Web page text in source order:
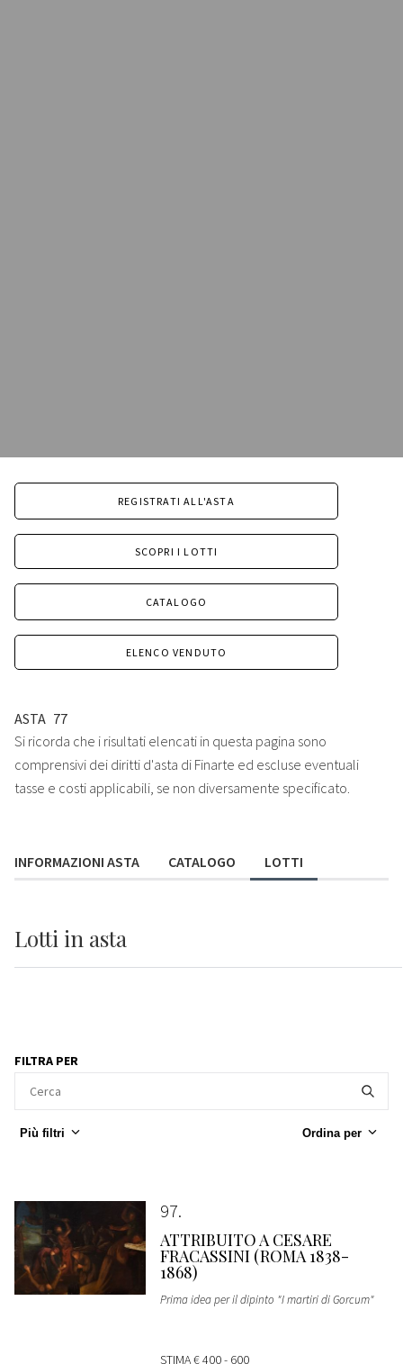
REGISTRATI ALL'ASTA
SCOPRI I LOTTI
CATALOGO
ELENCO VENDUTO
ASTA 77
Si ricorda che i risultati elencati in questa pagina sono
comprensivi dei diritti d'asta di Finarte ed escluse eventuali
tasse e costi applicabili, se non diversamente specificato.
INFORMAZIONI ASTA CATALOGO LOTTI
Lotti in asta
FILTRA PER
Più filtri Ordina per
97
ATTRIBUITO A CESARE
FRACASSINI (ROMA 1838-
1868)
Prima idea per il dipinto "I martiri di Gorcum"
STIMA€ 400 - 600